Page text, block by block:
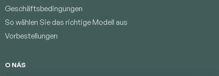
Geschäftsbedingungen
So wählen Sie das richtige Modell aus
Vorbestellungen
O NÁS